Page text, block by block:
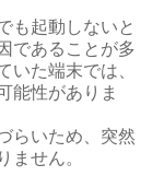
も起動しないと
であることが多
いた端末では、
能性がありま
らいため、突然
ません。